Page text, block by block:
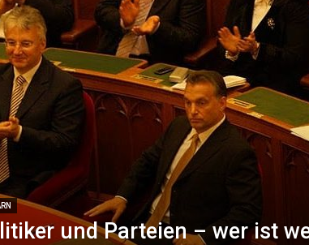
und Parteien – wer ist